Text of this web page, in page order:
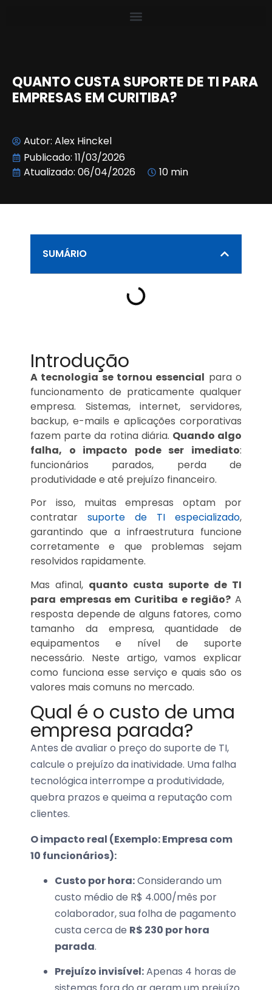
QUANTO CUSTA SUPORTE DE TI PARA
EMPRESAS EM CURITIBA?
Autor: Alex Hinckel
Publicado: 11/03/2026
Atualizado: 06/04/2026
10 min
SUMÁRIO
Introdução
A tecnologia se tornou essencial para o
funcionamento de praticamente qualquer
empresa. Sistemas, internet, servidores,
backup, e-mails e aplicações corporativas
fazem parte da rotina diária. Quando algo
falha, o impacto pode ser imediato:
funcionários parados, perda de
produtividade e até prejuízo financeiro.
Por isso, muitas empresas optam por
contratar suporte de TI especializado,
garantindo que a infraestrutura funcione
corretamente e que problemas sejam
resolvidos rapidamente.
Mas afinal, quanto custa suporte de TI
para empresas em Curitiba e região? A
resposta depende de alguns fatores, como
tamanho da empresa, quantidade de
equipamentos e nível de suporte
necessário. Neste artigo, vamos explicar
como funciona esse serviço e quais são os
valores mais comuns no mercado.
Qual é o custo de uma
empresa parada?
Antes de avaliar o preço do suporte de TI,
calcule o prejuízo da inatividade. Uma falha
tecnológica interrompe a produtividade,
quebra prazos e queima a reputação com
clientes.
O impacto real (Exemplo: Empresa com
10 funcionários):
Custo por hora:Considerando um
custo médio de R$ 4.000/mês por
colaborador, sua folha de pagamento
custa cerca de R$ 230 por hora
parada.
Prejuízo invisível:Apenas 4 horas de